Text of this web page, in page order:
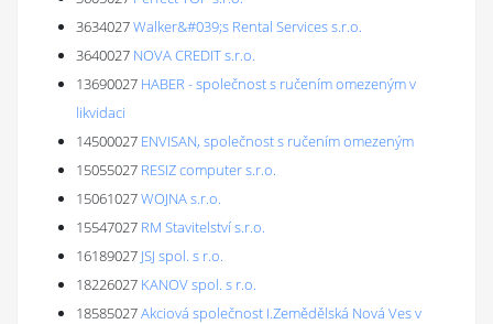
3634027Walker&#039;s Rental Services s.r.o.
3640027 NOVA CREDIT s.r.o.
13690027 HABER - společnost s ručením omezeným v
likvidaci
14500027 ENVISAN, společnost s ručením omezeným
15055027 RESIZ computer s.r.o.
15061027WOJNA s.r.o.
15547027 RM Stavitelství s.r.o.
16189027 JSJ spol. s r.o.
18226027 KANOV spol. s r.o.
18585027Akciová společnost I.Zemědělská Nová Ves v